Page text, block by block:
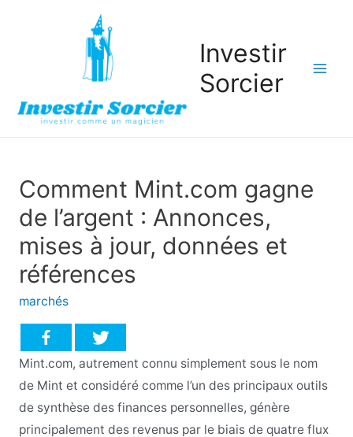
Investir
Sorcier
Comment Mint.com gagne
de l’argent : Annonces,
mises à jour, données et
références
marchés
Mint.com, autrement connu simplement sous le nom
de Mint et considéré comme l’un des principaux outils
de synthèse des finances personnelles, génère
principalement des revenus par le biais de quatre flux